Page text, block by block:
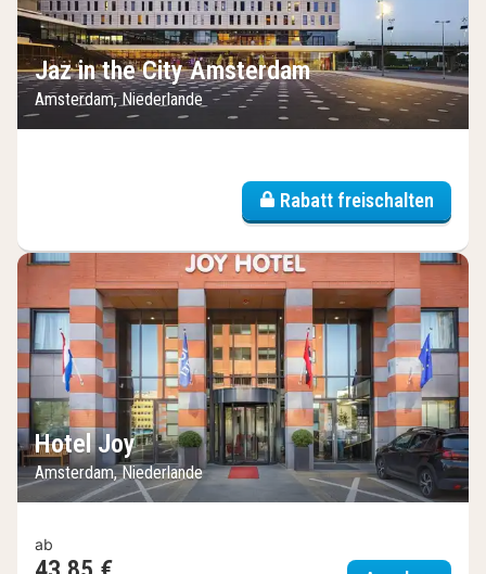
Jaz in the City Amsterdam
Amsterdam, Niederlande
Rabatt freischalten
Hotel Joy
Amsterdam, Niederlande
ab